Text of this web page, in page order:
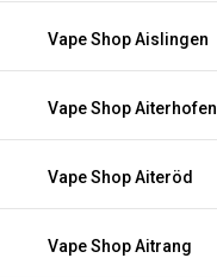
Vape Shop Aislingen
Vape Shop Aiterhofen
Vape Shop Aiteröd
Vape Shop Aitrang